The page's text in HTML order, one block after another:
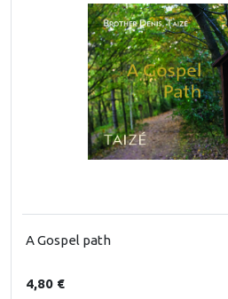
A Gospel path
4,80 €